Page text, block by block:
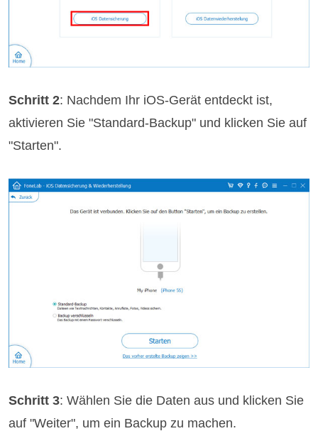
Schritt 2: Nachdem Ihr iOS-Gerät entdeckt ist,
aktivieren Sie "Standard-Backup" und klicken Sie auf
"Starten".
Schritt 3: Wählen Sie die Daten aus und klicken Sie
auf "Weiter", um ein Backup zu machen.